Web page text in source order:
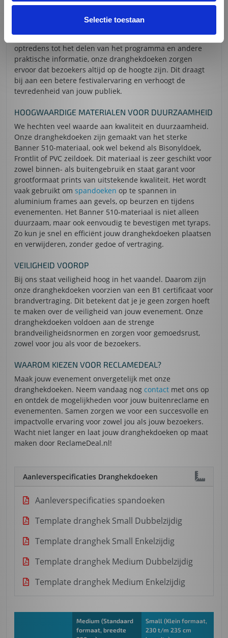
Selectie toestaan
gebruikelijke functies zoals terreinafzetting en
bewegwijzering, bieden onze dranghekdoeken ook de
communiceren. Van het aankondigen van artiesten en
optredens tot het delen van het programma en andere
praktische informatie, onze dranghekdoeken zorgen
ervoor dat bezoekers altijd op de hoogte zijn. Dit draagt
bij aan een betere festivalervaring en verhoogt de
tevredenheid van jouw publiek.
HOOGWAARDIGE MATERIALEN VOOR DUURZAAMHEID
We hechten veel waarde aan kwaliteit en duurzaamheid.
Onze dranghekdoeken zijn gemaakt van het sterke
Banner 510-materiaal, ook wel bekend als Bisonyldoek,
Frontlit of PVC zeildoek. Dit materiaal is zeer geschikt voor
zowel binnen- als buitengebruik en staat garant voor
grootformaat prints van uitstekende kwaliteit. Het wordt
vaak gebruikt om spandoeken op te spannen in
aluminium frames aan gevels, op beurzen en tijdens
evenementen. Het Banner 510-materiaal is niet alleen
duurzaam, maar ook eenvoudig te bevestigen met tyraps.
Zo kun je snel en efficiënt jouw dranghekdoeken plaatsen
en verwijderen, zonder gedoe of vertraging.
VEILIGHEID VOOROP
Bij ons staat veiligheid hoog in het vaandel. Daarom zijn
onze dranghekdoeken voorzien van een B1 certificaat voor
brandvertraging. Dit betekent dat je je geen zorgen hoeft
te maken over de veiligheid van jouw evenement. Onze
dranghekdoeken voldoen aan de strenge
brandveiligheidsnormen en zorgen voor gemoedsrust,
zowel voor jou als voor de bezoekers.
WAAROM KIEZEN VOOR RECLAMEDEAL?
Maak jouw evenement onvergetelijk met onze
dranghekdoeken. Neem vandaag nog contact met ons op
en ontdek de mogelijkheden voor jouw buitenreclame en
evenementen. Samen zorgen we voor een succesvolle en
impactvolle ervaring voor zowel jou als jouw bezoekers.
Wacht niet langer en laat jouw dranghekdoeken op maat
maken door ReclameDeal.nl!
Aanleverspecificaties Dranghekdoeken
Aanleverspecificaties spandoeken
Template dranghek Small Dubbelzijdig
Template dranghek Small Enkelzijdig
Template dranghek Medium Dubbelzijdig
Template dranghek Medium Enkelzijdig
Medium (Standaard
formaat, breedte
Small (Klein formaat,
230 t/m 235 cm